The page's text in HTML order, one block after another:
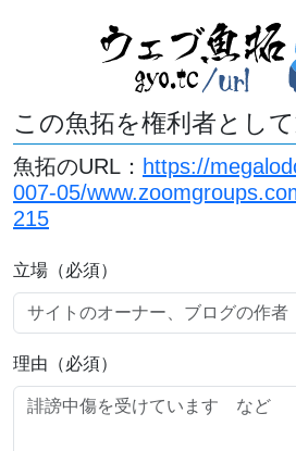
この魚拓を権利者とし
魚拓のURL： https://
007-05/
215
立場（必須）
理由（必須）